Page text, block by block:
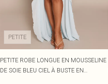
PETITE
PETITE ROBE LONGUE EN MOUSSELINE
DE SOIE BLEU CIEL À BUSTE EN